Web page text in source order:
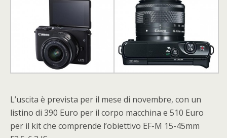
L’uscita è prevista per il mese di novembre, con un
listino di 390 Euro per il corpo macchina e 510 Euro
per il kit che comprende l’obiettivo EF-M 15-45mm